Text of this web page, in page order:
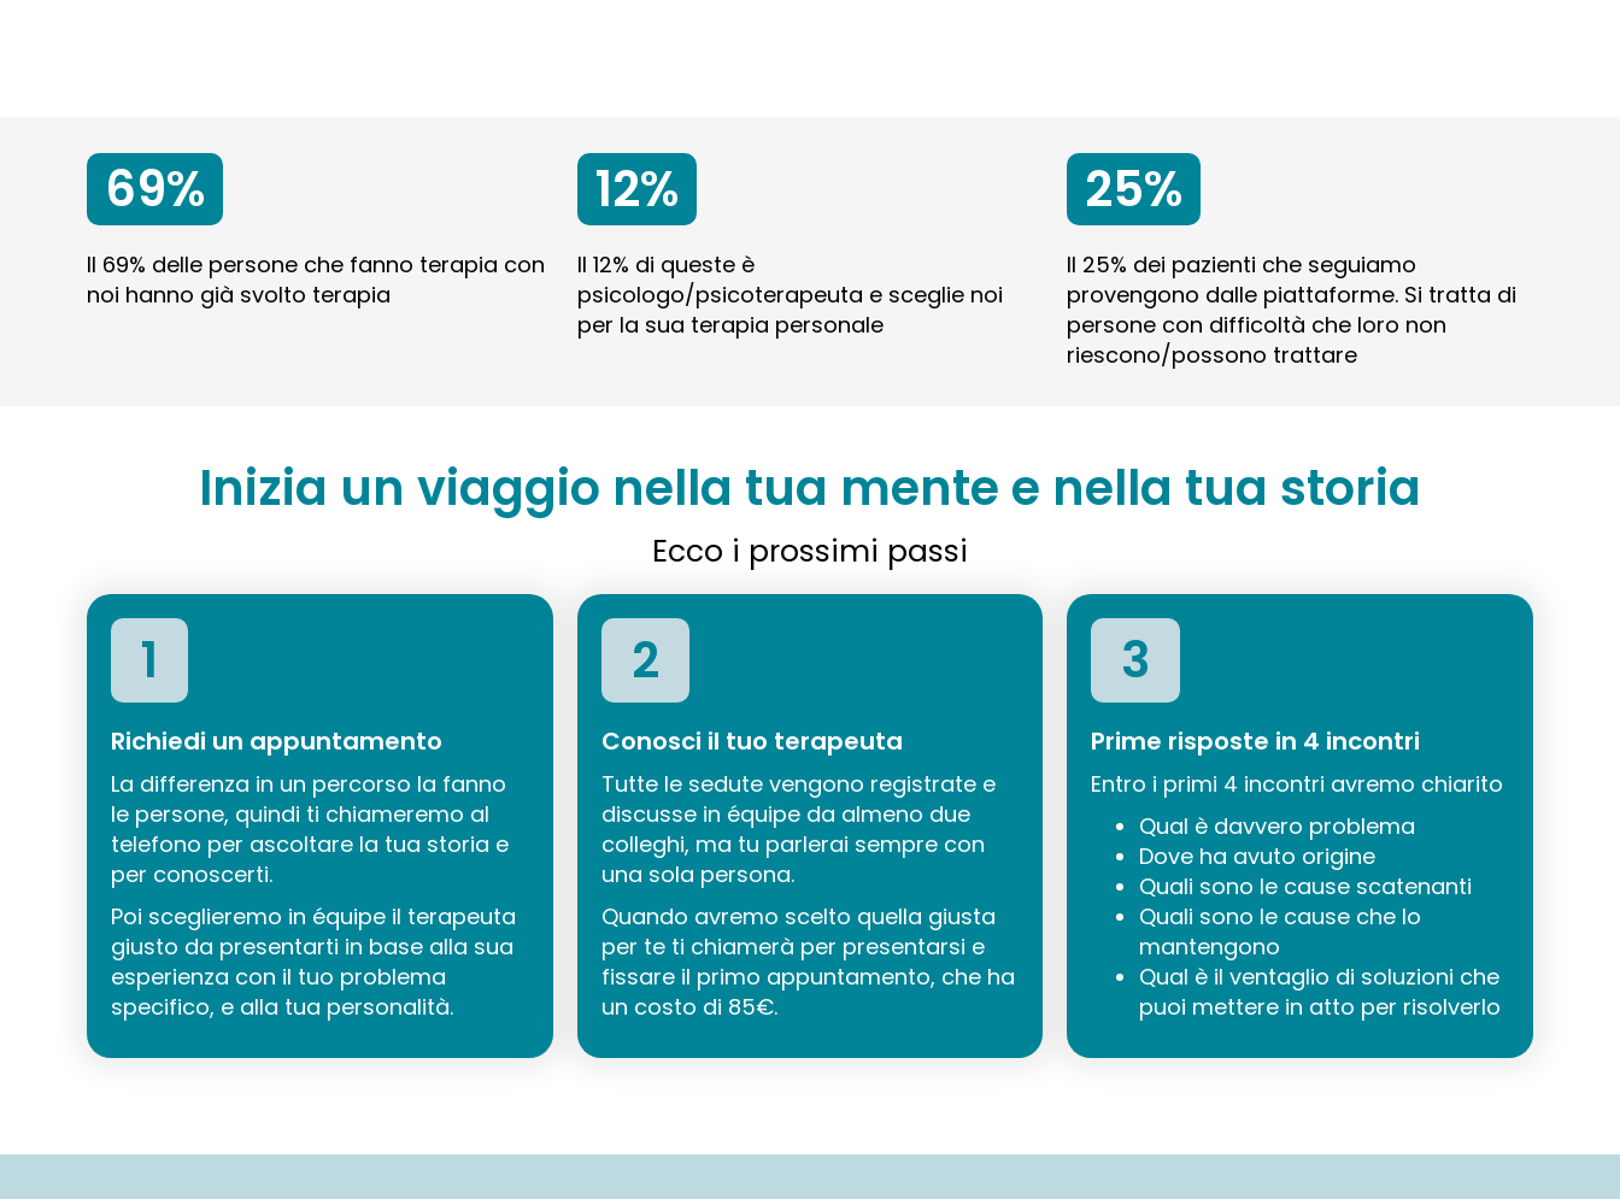
69%
Il 69% delle persone che fanno terapia con
noi hanno già svolto terapia
12%
Il 12% di queste è
psicologo/psicoterapeuta e sceglie noi
per la sua terapia personale
25%
Il 25% dei pazienti che seguiamo
provengono dalle piattaforme. Si tratta di
persone con difficoltà che loro non
riescono/possono trattare
Inizia un viaggio nella tua mente e nella tua storia
Ecco i prossimi passi
1
Richiedi un appuntamento
La differenza in un percorso la fanno
le persone, quindi ti chiameremo al
telefono per ascoltare la tua storia e
per conoscerti.
Poi sceglieremo in équipe il terapeuta
giusto da presentarti in base alla sua
esperienza con il tuo problema
specifico, e alla tua personalità.
2
Conosci il tuo terapeuta
Tutte le sedute vengono registrate e
discusse in équipe da almeno due
colleghi, ma tu parlerai sempre con
una sola persona.
Quando avremo scelto quella giusta
per te ti chiamerà per presentarsi e
fissare il primo appuntamento, che ha
un costo di 85€.
3
Prime risposte in 4 incontri
Entro i primi 4 incontri avremo chiarito
Qual è davvero problema
Dove ha avuto origine
Quali sono le cause scatenanti
Quali sono le cause che lo
mantengono
Qual è il ventaglio di soluzioni che
puoi mettere in atto per risolverlo